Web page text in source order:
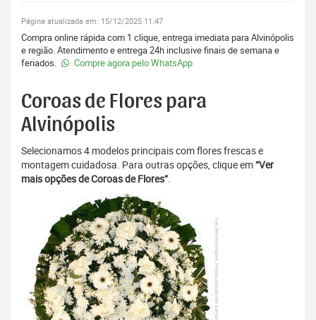
Página atualizada em: 15/12/2025 11:47
Compra online rápida com 1 clique, entrega imediata para Alvinópolis
e região. Atendimento e entrega 24h inclusive finais de semana e
feriados.
Compre agora pelo WhatsApp
Coroas de Flores para
Alvinópolis
Selecionamos 4 modelos principais com flores frescas e
montagem cuidadosa. Para outras opções, clique em“Ver
mais opções de Coroas de Flores”.